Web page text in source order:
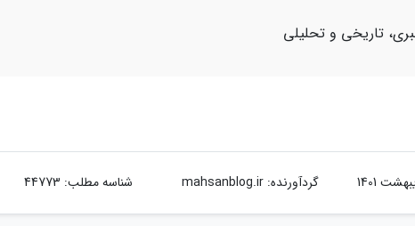
تاریخی و تحلیلی
گردآورنده:mahsanblog.ir شناسه مطلب: 44773